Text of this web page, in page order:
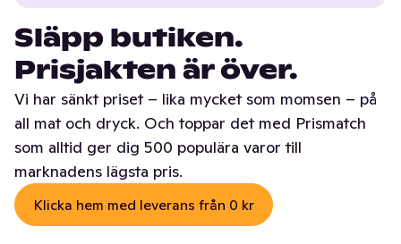
Släpp butiken.
Prisjakten är över.
Vi har sänkt priset – lika mycket som momsen – på
all mat och dryck. Och toppar det med Prismatch
som alltid ger dig 500 populära varor till
marknadens lägsta pris.
Klicka hem med leverans från 0 kr